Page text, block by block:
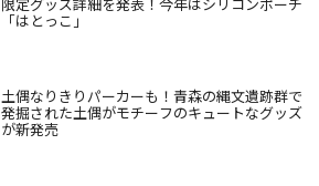
「はとっこ」
土偶なりきりパーカーも！青森の縄文遺跡群で
発掘された土偶がモチーフのキュートなグッズ
が新発売